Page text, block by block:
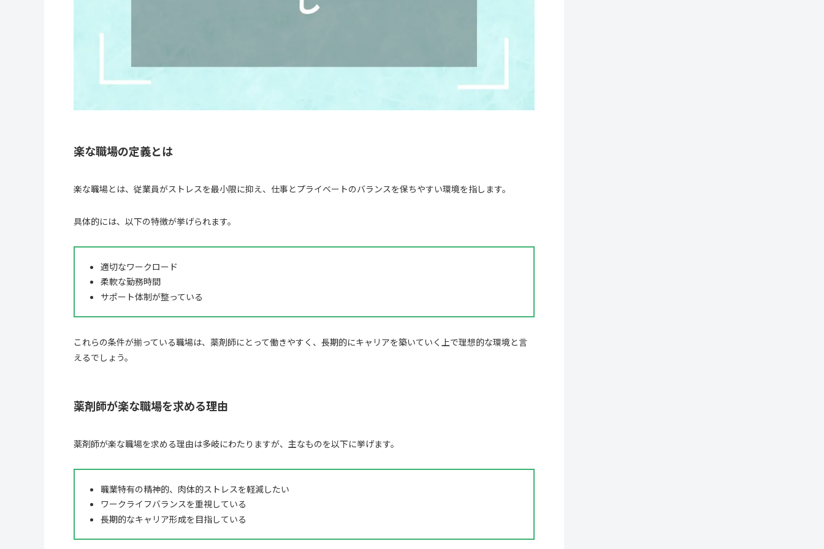
楽な職場の定義とは
楽な職場とは、従業員がストレスを最小限に抑え、仕事とプライベートのバランスを保ちやすい環境を指します。
具体的には、以下の特徴が挙げられます。
適切なワークロード
柔軟な勤務時間
サポート体制が整っている
これらの条件が揃っている職場は、薬剤師にとって働きやすく、長期的にキャリアを築いていく上で理想的な環境と言
えるでしょう。
薬剤師が楽な職場を求める理由
薬剤師が楽な職場を求める理由は多岐にわたりますが、主なものを以下に挙げます。
職業特有の精神的、肉体的ストレスを軽減したい
ワークライフバランスを重視している
長期的なキャリア形成を目指している